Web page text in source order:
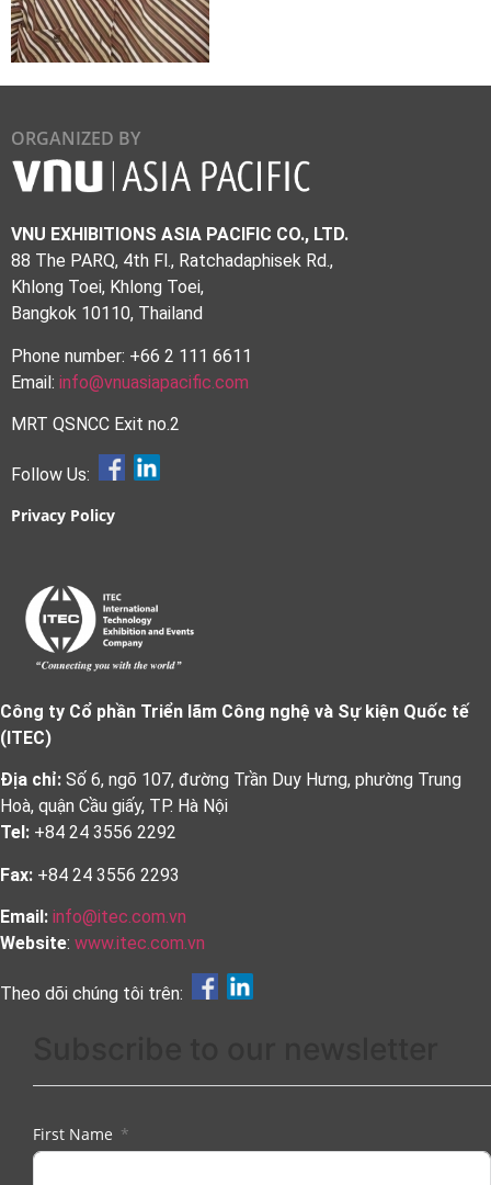
ORGANIZED BY
VNU EXHIBITIONS ASIA PACIFIC CO., LTD.
88 The PARQ, 4th Fl., Ratchadaphisek Rd.,
Khlong Toei, Khlong Toei,
Bangkok 10110, Thailand
Phone number: +66 2 111 6611
Email: info@vnuasiapacific.com
MRT QSNCC Exit no.2
Follow Us:
Privacy Policy
Công ty Cổ phần Triển lãm Công nghệ và Sự kiện Quốc tế
(ITEC)
Địa chỉ: Số 6, ngõ 107, đường Trần Duy Hưng, phường Trung
Hoà, quận Cầu giấy, TP. Hà Nội
Tel: +84 24 3556 2292
Fax: +84 24 3556 2293
Email: info@itec.com.vn
Website: www.itec.com.vn
Theo dõi chúng tôi trên:
First Name